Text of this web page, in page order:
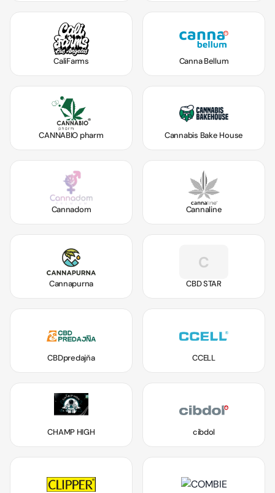
CaliFarms Canna Bellum
CANNABIO pharm Cannabis Bake House
Cannadom Cannaline
Cannapurna
C
CBD STAR
CBDpredajňa CCELL
CHAMP HIGH cibdol